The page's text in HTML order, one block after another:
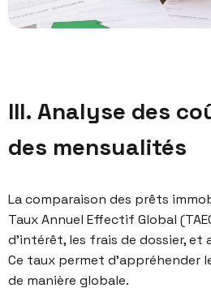
III. Analyse des
des mensualités
La comparaison des prêts
Taux Annuel Effectif Global
d’intérêt, les frais de dossier, et
Ce taux permet d’appréhender
de manière globale.